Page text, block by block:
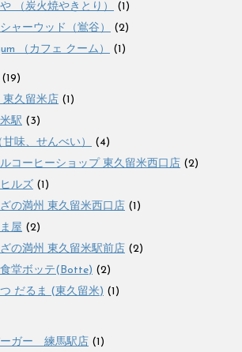
（炭火焼やきとり）
(1)
ャーウッド（鴬谷）
(2)
（カフェ クーム）
(1)
(19)
東久留米店 (1)
駅 (3)
味、せんべい）
(4)
ルコーヒーショップ 東久留米西口店 (2)
ルズ (1)
の満州 東久留米西口店 (1)
屋 (2)
の満州 東久留米駅前店 (2)
堂ボッテ(Botte) (2)
だるま (東久留米) (1)
ーガー 練馬駅店 (1)